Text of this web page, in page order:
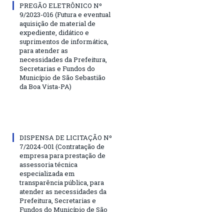
PREGÃO ELETRÔNICO Nº
9/2023-016 (Futura e eventual
aquisição de material de
expediente, didático e
suprimentos de informática,
para atender as
necessidades da Prefeitura,
Secretarias e Fundos do
Município de São Sebastião
da Boa Vista-PA)
DISPENSA DE LICITAÇÃO Nº
7/2024-001 (Contratação de
empresa para prestação de
assessoria técnica
especializada em
transparência pública, para
atender as necessidades da
Prefeitura, Secretarias e
Fundos do Município de São